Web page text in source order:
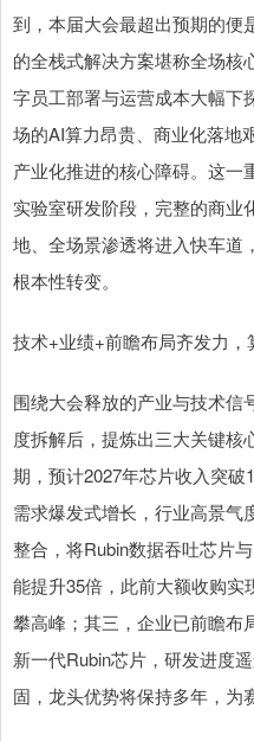
到，本届大会最超出预期的便
的全栈式解决方案堪称全场核
字员工部署与运营成本大幅下
场的AI算力昂贵、商业化落地
产业化推进的核心障碍。这一
实验室研发阶段，完整的商业
地、全场景渗透将进入快车道
根本性转变。
技术+业绩+前瞻布局齐发力
围绕大会释放的产业与技术信
度拆解后，提炼出三大关键核
期，预计2027年芯片收入突
需求爆发式增长，行业高景气
整合，将Rubin数据吞吐芯片
能提升35倍，此前大额收购
攀高峰；其三，企业已前瞻布
新一代Rubin芯片，研发进度
固，龙头优势将保持多年，为